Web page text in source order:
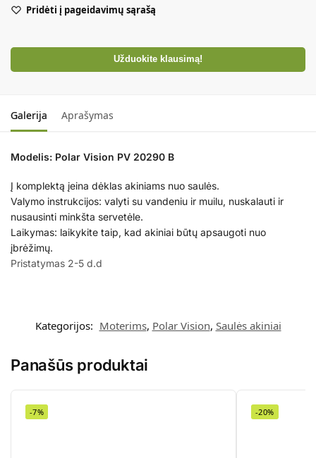
Pridėti į pageidavimų sąrašą
Užduokite klausimą!
Galerija Aprašymas
Modelis: Polar Vision PV 20290 B
Į komplektą įeina dėklas akiniams nuo saulės.
Valymo instrukcijos: valyti su vandeniu ir muilu, nuskalauti ir
nusausinti minkšta servetėle.
Laikymas: laikykite taip, kad akiniai būtų apsaugoti nuo
įbrėžimų.
Pristatymas 2-5 d.d
Kategorijos: Moterims, Polar Vision, Saulės akiniai
Panašūs produktai
-7% -20%